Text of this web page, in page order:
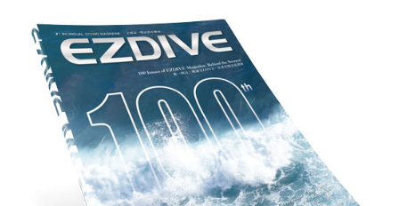
精品
攝影比賽
話題焦點
關於我們